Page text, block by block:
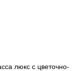
люкс с цветочно-